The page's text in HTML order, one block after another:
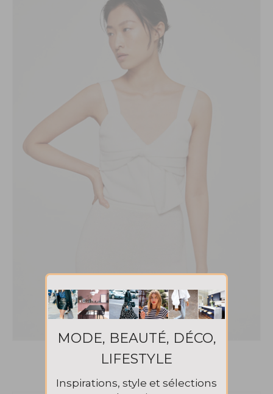
Top 19€99
MODE, BEAUTÉ, DÉCO,
LIFESTYLE
Inspirations, style et sélections